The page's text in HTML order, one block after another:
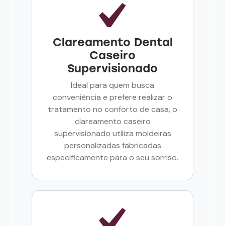
Clareamento Dental
Caseiro
Supervisionado
Ideal para quem busca
conveniência e prefere realizar o
tratamento no conforto de casa, o
clareamento caseiro
supervisionado utiliza moldeiras
personalizadas fabricadas
especificamente para o seu sorriso.